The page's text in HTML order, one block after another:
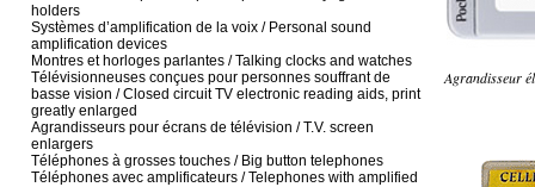
holders
Systèmes d’amplification de la voix / Personal sound
amplification devices
Montres et horloges parlantes / Talking clocks and watches
Télévisionneuses conçues pour personnes souffrant de
basse vision / Closed circuit TV electronic reading aids, print
greatly enlarged
Agrandisseurs pour écrans de télévision / T.V. screen
enlargers
Téléphones à grosses touches / Big button telephones
Téléphones avec amplificateurs / Telephones with amplified
Agrandisseur